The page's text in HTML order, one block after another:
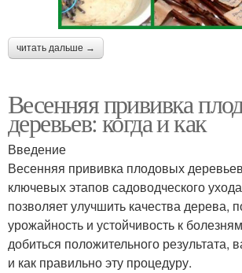
читать дальше →
Весенняя прививка
деревьев: когда и как
Введение
Весенняя прививка плодовых
ключевых этапов садоводческого
позволяет улучшить качества дерева,
урожайность и устойчивость к
добиться положительного результата,
и как правильно эту процедуру.